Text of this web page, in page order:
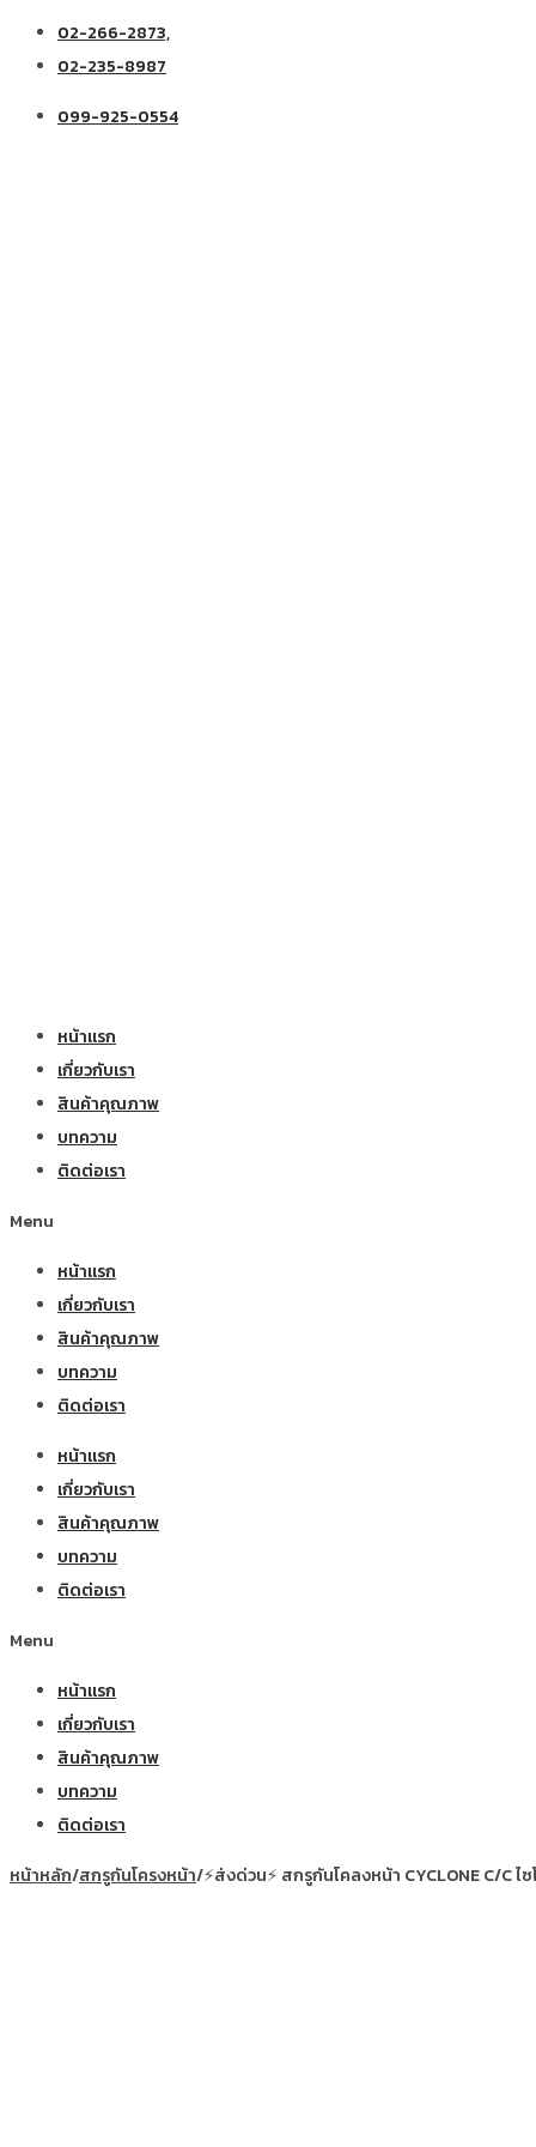
02-266-2873,
02-235-8987
099-925-0554
หน้าแรก
เกี่ยวกับเรา
สินค้าคุณภาพ
บทความ
ติดต่อเรา
Menu
หน้าแรก
เกี่ยวกับเรา
สินค้าคุณภาพ
บทความ
ติดต่อเรา
หน้าแรก
เกี่ยวกับเรา
สินค้าคุณภาพ
บทความ
ติดต่อเรา
Menu
หน้าแรก
เกี่ยวกับเรา
สินค้าคุณภาพ
บทความ
ติดต่อเรา
หน้าหลัก/สกรูกันโครงหน้า/⚡ส่งด่วน⚡ สกรูกันโคลงหน้า CYCLONE C/C ไ